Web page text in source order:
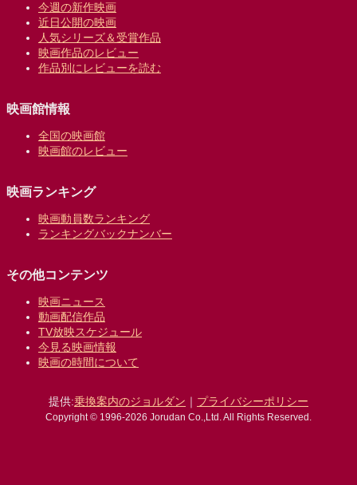
今週の新作映画
近日公開の映画
人気シリーズ＆受賞作品
映画作品のレビュー
作品別にレビューを読む
映画館情報
全国の映画館
映画館のレビュー
映画ランキング
映画動員数ランキング
ランキングバックナンバー
その他コンテンツ
映画ニュース
動画配信作品
TV放映スケジュール
今見る映画情報
映画の時間について
提供:乗換案内のジョルダン ｜ プライバシーポリシー
Copyright © 1996-2026 Jorudan Co.,Ltd. All Rights Reserved.